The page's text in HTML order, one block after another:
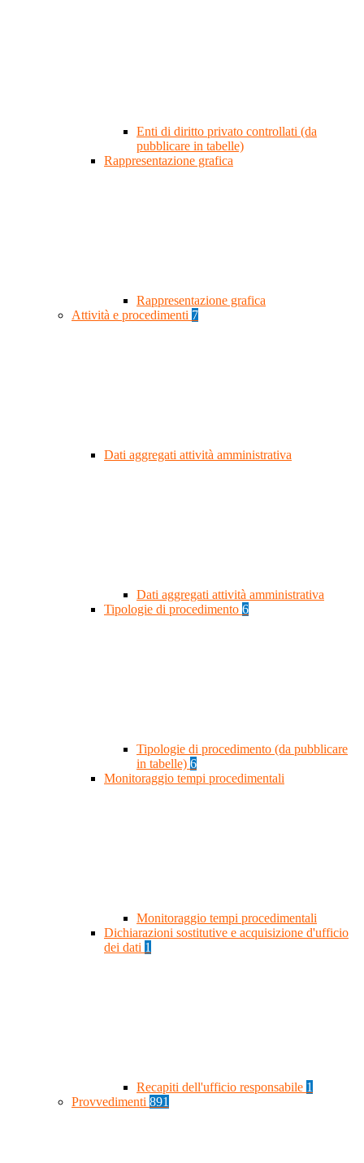
Enti di diritto privato controllati (da
pubblicare in tabelle)
Rappresentazione grafica
Rappresentazione grafica
Attività e procedimenti 7
Dati aggregati attività amministrativa
Dati aggregati attività amministrativa
Tipologie di procedimento 6
Tipologie di procedimento (da pubblicare
in tabelle) 6
Monitoraggio tempi procedimentali
Monitoraggio tempi procedimentali
Dichiarazioni sostitutive e acquisizione d'ufficio
dei dati 1
Recapiti dell'ufficio responsabile 1
Provvedimenti 891